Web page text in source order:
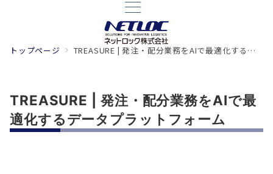
トップページ TREASURE | 発注・配分業務をAIで最適化するデータプラットフォーム
TREASURE | 発注・配分業務をAIで最
適化するデータプラットフォーム